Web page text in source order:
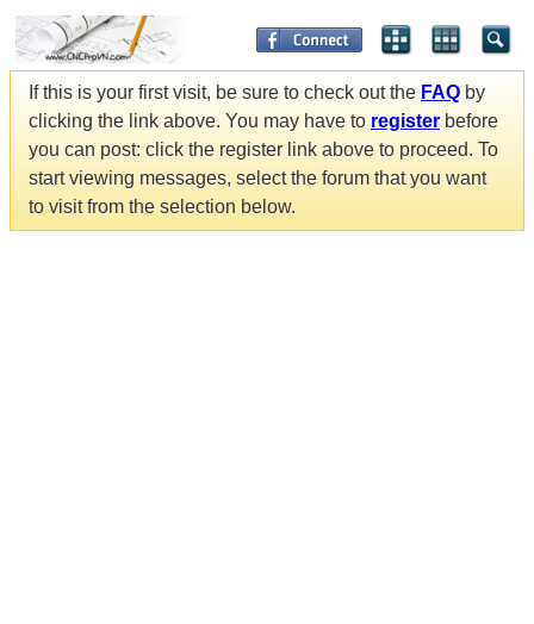
If this is your first visit, be sure to check out the FAQ by
clicking the link above. You may have to register before
you can post: click the register link above to proceed. To
start viewing messages, select the forum that you want
to visit from the selection below.